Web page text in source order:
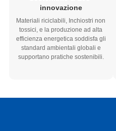
Materiali riciclabili, Inchiostri non
tossici, e la produzione ad alta
efficienza energetica soddisfa gli
standard ambientali globali e
supportano pratiche sostenibili.